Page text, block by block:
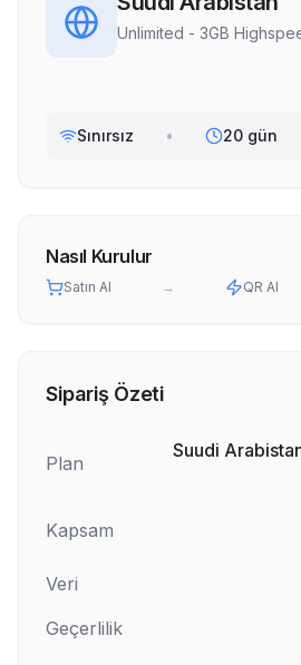
Unlimited - 3GB
Sınırsız • 20 gün
Nasıl Kurulur
Satın Al → QR Al
Sipariş Özeti
Plan
Suudi
Kapsam
Veri
Geçerlilik